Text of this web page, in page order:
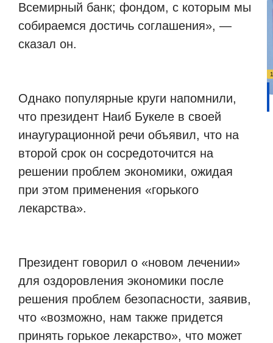
Всемирный банк; фондом, с которым мы
собираемся достичь соглашения», —
сказал он.
Однако популярные круги напомнили,
что президент Наиб Букеле в своей
инаугурационной речи объявил, что на
второй срок он сосредоточится на
решении проблем экономики, ожидая
при этом применения «горького
лекарства».
Президент говорил о «новом лечении»
для оздоровления экономики после
решения проблем безопасности, заявив,
что «возможно, нам также придется
принять горькое лекарство», что может